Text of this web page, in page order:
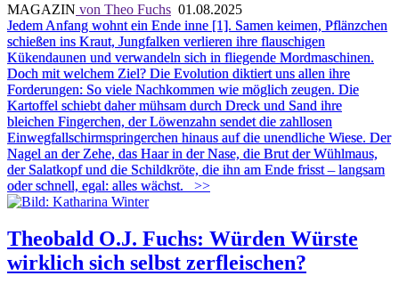
MAGAZIN von Theo Fuchs 01.08.2025
Jedem Anfang wohnt ein Ende inne [1]. Samen keimen, Pflänzchen
schießen ins Kraut, Jungfalken verlieren ihre flauschigen
Kükendaunen und verwandeln sich in fliegende Mordmaschinen.
Doch mit welchem Ziel? Die Evolution diktiert uns allen ihre
Forderungen: So viele Nachkommen wie möglich zeugen. Die
Kartoffel schiebt daher mühsam durch Dreck und Sand ihre
bleichen Fingerchen, der Löwenzahn sendet die zahllosen
Einwegfallschirmspringerchen hinaus auf die unendliche Wiese. Der
Nagel an der Zehe, das Haar in der Nase, die Brut der Wühlmaus,
der Salatkopf und die Schildkröte, die ihn am Ende frisst – langsam
oder schnell, egal: alles wächst.
>>
Theobald O.J. Fuchs: Würden Würste
wirklich sich selbst zerfleischen?